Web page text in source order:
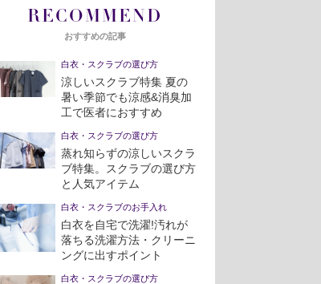
RECOMMEND
おすすめの記事
白衣・スクラブの選び方
涼しいスクラブ特集 夏の
暑い季節でも涼感&消臭加
工で医者におすすめ
白衣・スクラブの選び方
蒸れ知らずの涼しいスクラ
ブ特集。スクラブの選び方
と人気アイテム
白衣・スクラブのお手入れ
白衣を自宅で洗濯!汚れが
落ちる洗濯方法・クリーニ
ングに出すポイント
白衣・スクラブの選び方